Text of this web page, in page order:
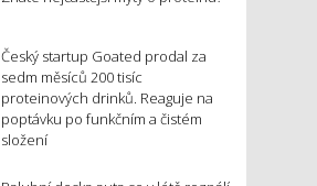
Český startup Goated prodal za
sedm měsíců 200 tisíc
proteinových drinků. Reaguje na
poptávku po funkčním a čistém
složení